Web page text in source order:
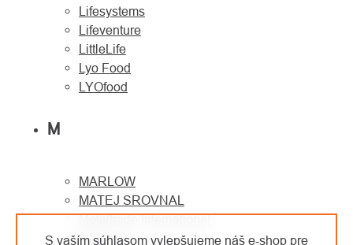
S vaším súhlasom vylepšujeme náš e-shop pre
Lifesystems
Lifeventure
LittleLife
Lyo Food
LYOfood
M
MARLOW
MATEJ SROVNAL
Metaltrade International
MILLER